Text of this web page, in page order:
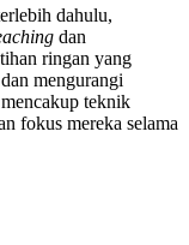
dahulu,
dan
ringan yang
mengurangi
teknik
fokus mereka selama